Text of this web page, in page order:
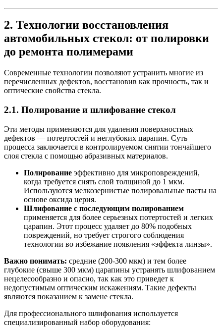
2. Технологии восстановления
автомобильных стекол: от полировки
до ремонта полимерами
Современные технологии позволяют устранить многие из
перечисленных дефектов, восстановив как прочность, так и
оптические свойства стекла.
2.1. Полирование и шлифование стекол
Эти методы применяются для удаления поверхностных
дефектов — потертостей и неглубоких царапин. Суть
процесса заключается в контролируемом снятии тончайшего
слоя стекла с помощью абразивных материалов.
Полирование эффективно для микроповреждений,
когда требуется снять слой толщиной до 1 мкм.
Используются мелкозернистые полировальные пасты на
основе оксида церия.
Шлифование с последующим полированием
применяется для более серьезных потертостей и легких
царапин. Этот процесс удаляет до 80% подобных
повреждений, но требует строгого соблюдения
технологии во избежание появления «эффекта линзы».
Важно понимать: средние (200-300 мкм) и тем более
глубокие (свыше 300 мкм) царапины устранять шлифованием
нецелесообразно и опасно, так как это приведет к
недопустимым оптическим искажениям. Такие дефекты
являются показанием к замене стекла.
Для профессионального шлифования используется
специализированный набор оборудования: